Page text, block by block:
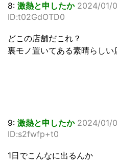
8: 激熱と申したか 2024/01/
ID:t02GdOTD0
どこの店舗だこれ？
裏モノ置いてある素晴らしい
9: 激熱と申したか 2024/01/
ID:s2fwfp+t0
1日でこんなに出るんか